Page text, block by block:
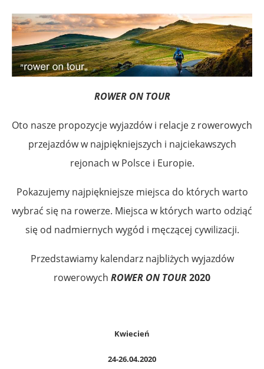
ROWER ON TOUR
Oto nasze propozycje wyjazdów i relacje z rowerowych
przejazdów w najpiękniejszych i najciekawszych
rejonach w Polsce i Europie.
Pokazujemy najpiękniejsze miejsca do których warto
wybrać się na rowerze. Miejsca w których warto odziąć
się od nadmiernych wygód i męczącej cywilizacji.
Przedstawiamy kalendarz najbliżych wyjazdów
rowerowych ROWER ON TOUR2020
Kwiecień
24-26.04.2020